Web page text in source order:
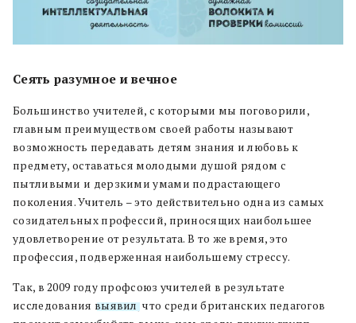
Сеять разумное и вечное
Большинство учителей, с которыми мы поговорили,
главным преимуществом своей работы называют
возможность передавать детям знания и любовь к
предмету, оставаться молодыми душой рядом с
пытливыми и дерзкими умами подрастающего
поколения. Учитель – это действительно одна из самых
созидательных профессий, приносящих наибольшее
удовлетворение от результата. В то же время, это
профессия, подверженная наибольшему стрессу.
Так, в 2009 году профсоюз учителей в результате
исследования выявил, что среди британских педагогов